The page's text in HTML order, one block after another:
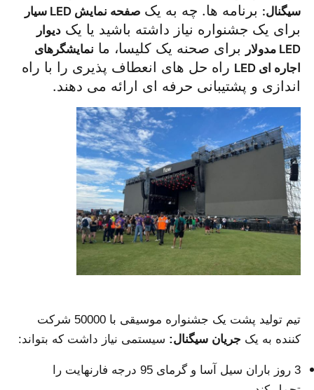
خانه
محصولات
ویدیو
نمایش VR
درباره ما
بازدید از کارخانه
با ما تماس بگیرید
سیگنال: برنامه ها. چه به یکصفحه نمایش LED سیار
برای یک جشنواره نیاز داشته باشید یا یکدیوار
LED مدولار
برای صحنه یک کلیسا، ما نمایشگرهای
اجاره ای LED
راه حل های انعطاف پذیری را با راه
اندازی و پشتیبانی حرفه ای ارائه می دهند.
تیم تولید پشت یک جشنواره موسیقی با 50000 شرکت
کننده به یک جریان سیگنال: سیستمی نیاز داشت که بتواند:
3 روز باران سیل آسا و گرمای 95 درجه فارنهایت را